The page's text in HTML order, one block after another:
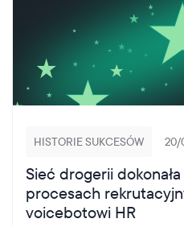
HISTORIE SUKCESÓW 20/
Sieć drogerii
procesach
voicebotowi HR